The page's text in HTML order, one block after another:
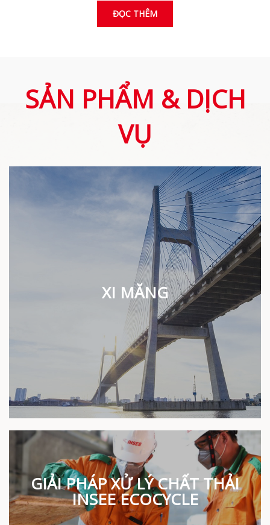
ĐỌC THÊM
SẢN PHẨM & DỊCH
VỤ
XI MĂNG
GIẢI PHÁP XỬ LÝ CHẤT THẢI
INSEE ECOCYCLE